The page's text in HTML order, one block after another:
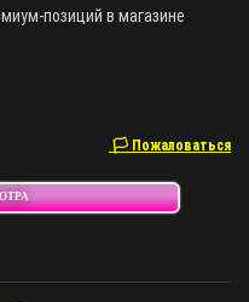
позиций в магазине
🏳 Пожаловаться